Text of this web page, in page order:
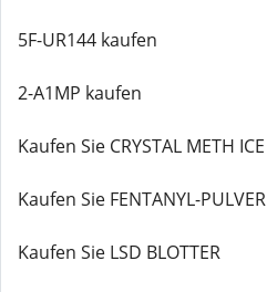
5F-UR144 kaufen
2-A1MP kaufen
Kaufen Sie CRYSTAL METH ICE
Kaufen Sie FENTANYL-PULVER
Kaufen Sie LSD BLOTTER